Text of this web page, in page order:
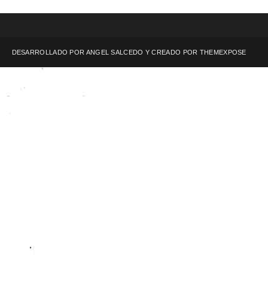
DESARROLLADO POR ANGEL SALCEDO Y CREADO POR THEMEXPOSE